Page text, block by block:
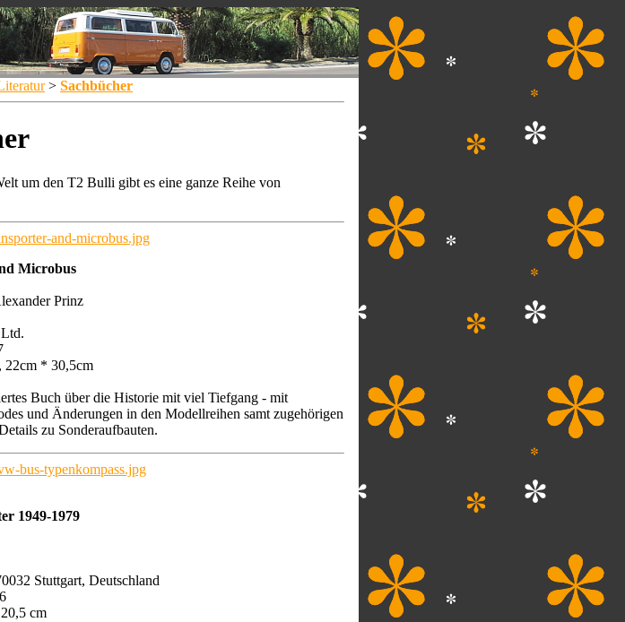
> Sachbücher
um den T2 Bulli gibt es eine ganze Reihe von
Microbus
Prinz
22cm * 30,5cm
Buch über die Historie mit viel Tiefgang - mit
und Änderungen in den Modellreihen samt zugehörigen
zu Sonderaufbauten.
1949-1979
Stuttgart, Deutschland
cm